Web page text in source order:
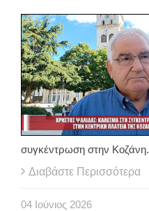
συγκέντρωση στην Κοζάνη.
Διαβάστε Περισσότερα
04 Ιούνιος 2026